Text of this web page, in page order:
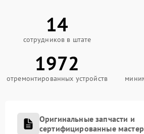
14
сотрудников в штате
1972
отремонтированных устройств
Оригинальные запчасти и
сертифицированные